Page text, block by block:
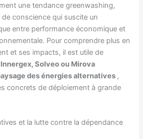
une tendance greenwashing,
de conscience qui suscite un
entre performance économique et
Pour comprendre plus en
et ses impacts, il est utile de
Innergex, Solveo ou Mirova
des énergies alternatives ,
concrets de déploiement à grande
et la lutte contre la dépendance